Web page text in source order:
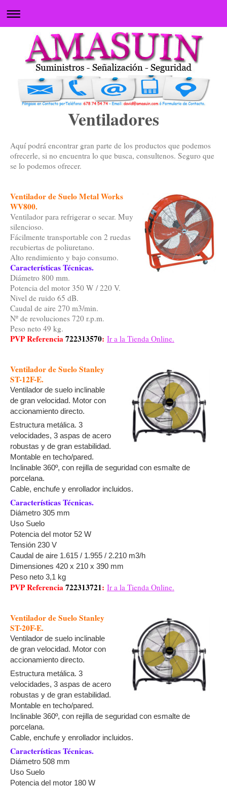
Ventiladores
Aquí podrá encontrar gran parte de los productos que podemos
ofrecerle, si no encuentra lo que busca, consultenos. Seguro que
se lo podemos ofrecer.
Ventilador de Suelo Metal Works
WV800.
Ventilador para refrigerar o secar. Muy
silencioso.
Fácilmente transportable con 2 ruedas
recubiertas de poliuretano.
Alto rendimiento y bajo consumo.
Características Técnicas.
Diámetro 800 mm.
Potencia del motor 350 W / 220 V.
Nivel de ruido 65 dB.
Caudal de aire 270 m3/min.
Nº de revoluciones 720 r.p.m.
Peso neto 49 kg.
PVP Referencia722313570: Ir a la Tienda Online.
Ventilador de Suelo Stanley
ST-12F-E.
Ventilador de suelo inclinable
de gran velocidad. Motor con
accionamiento directo.
Estructura metálica. 3
velocidades, 3 aspas de acero
robustas y de gran estabilidad.
Montable en techo/pared.
Inclinable 360º, con rejilla de seguridad con esmalte de
porcelana.
Cable, enchufe y enrollador incluidos.
Características Técnicas.
Diámetro 305 mm
Uso Suelo
Potencia del motor 52 W
Tensión 230 V
Caudal de aire 1.615 / 1.955 / 2.210 m3/h
Dimensiones 420 x 210 x 390 mm
Peso neto 3,1 kg
PVP Referencia722313721: Ir a la Tienda Online.
Ventilador de Suelo Stanley
ST-20F-E.
Ventilador de suelo inclinable
de gran velocidad. Motor con
accionamiento directo.
Estructura metálica. 3
velocidades, 3 aspas de acero
robustas y de gran estabilidad.
Montable en techo/pared.
Inclinable 360º, con rejilla de seguridad con esmalte de
porcelana.
Cable, enchufe y enrollador incluidos.
Características Técnicas.
Diámetro 508 mm
Uso Suelo
Potencia del motor 180 W